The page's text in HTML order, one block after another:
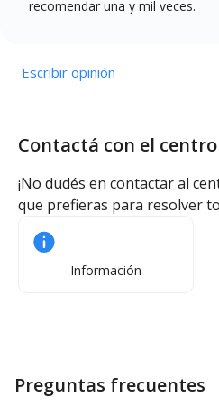
recomendar una y mil veces.
Escribir opinión
Contactá con el centro
¡No dudés en contactar al
que prefieras para resolver
Información
Preguntas frecuentes